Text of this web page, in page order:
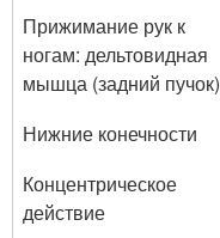
Прижимание рук к
ногам: дельтовидная
мышца (задний пучок)
Нижние конечности
Концентрическое
действие